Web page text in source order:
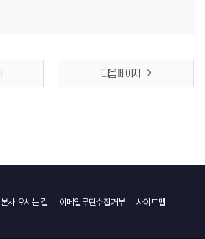
다음 페이지
본사 오시는 길 이메일무단수집거부 사이트맵